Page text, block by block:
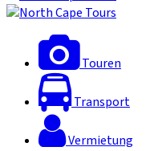
Touren
Transport
Vermietung